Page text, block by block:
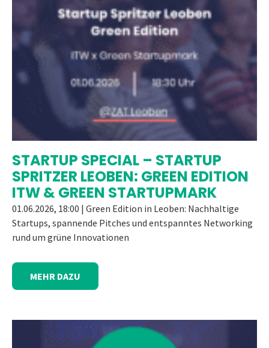
STARTUP SPECIAL – STARTUP
SPRITZER LEOBEN: GREEN EDITION
ITW & GREEN STARTUPMARK
01.06.2026, 18:00 | Green Edition in Leoben: Nachhaltige
Startups, spannende Pitches und entspanntes Networking
rund um grüne Innovationen
MEHR DAZU